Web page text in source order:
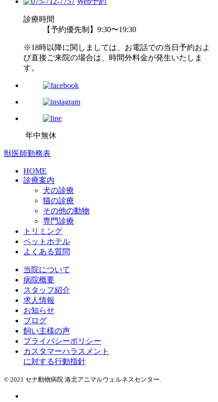
診療時間
【予約優先制】9:30〜19:30
※18時以降に関しましては、お電話での当日予約およ
び直接ご来院の場合は、時間外料金が発生いたしま
す。
年中無休
獣医師勤務表
HOME
診療案内
犬の診療
猫の診療
その他の動物
専門診療
トリミング
ペットホテル
よくある質問
当院について
病院概要
スタッフ紹介
求人情報
お知らせ
ブログ
飼い主様の声
プライバシーポリシー
カスタマーハラスメント
に対する行動指針
© 2021 セナ動物病院 洛北アニマルウェルネスセンター.